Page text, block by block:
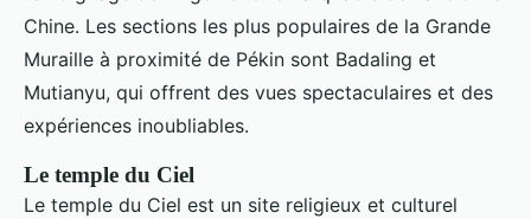
Chine. Les sections les plus populaires de la Grande
Muraille à proximité de Pékin sont Badaling et
Mutianyu, qui offrent des vues spectaculaires et des
expériences inoubliables.
Le temple du Ciel
Le temple du Ciel est un site religieux et culturel